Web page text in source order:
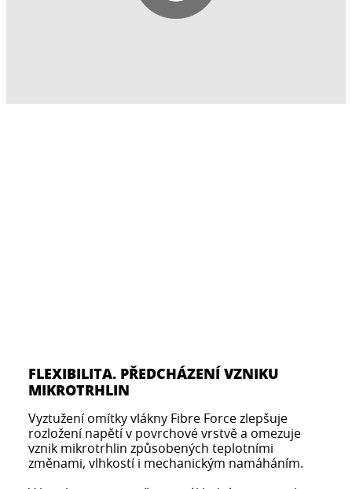
FLEXIBILITA. PŘEDCHÁZENÍ VZNIKU
MIKROTRHLIN
Vyztužení omítky vlákny Fibre Force zlepšuje
rozložení napětí v povrchové vrstvě a omezuje
vznik mikrotrhlin způsobených teplotními
změnami, vlhkostí i mechanickým namáháním.